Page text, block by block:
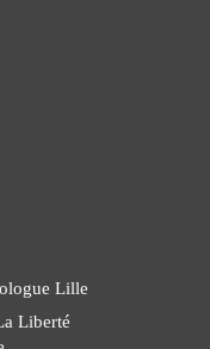
Lille
Liberté